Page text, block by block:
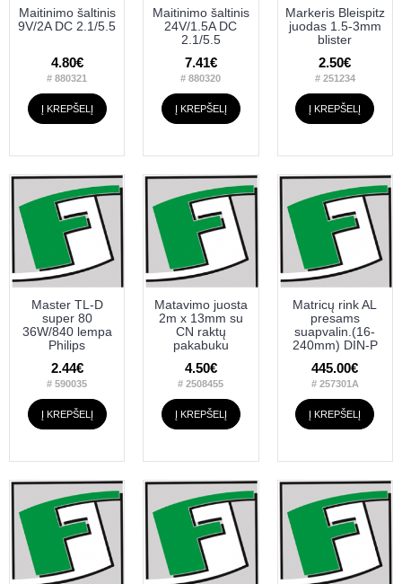
Maitinimo šaltinis
9V/2A DC 2.1/5.5
4.80€
# 880321
Į KREPŠELĮ
Maitinimo šaltinis
24V/1.5A DC
2.1/5.5
7.41€
# 880320
Į KREPŠELĮ
Markeris Bleispitz
juodas 1.5-3mm
blister
2.50€
# 251234
Į KREPŠELĮ
Master TL-D
super 80
36W/840 lempa
Philips
2.44€
# 590035
Į KREPŠELĮ
Matavimo juosta
2m x 13mm su
CN raktų
pakabuku
4.50€
# 2508455
Į KREPŠELĮ
Matricų rink AL
presams
suapvalin.(16-
240mm) DIN-P
445.00€
# 257301A
Į KREPŠELĮ